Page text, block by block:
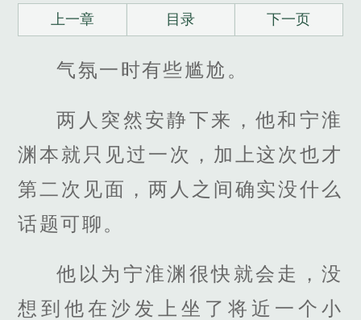
上一章 目录 下一页
气氛一时有些尴尬。
两人突然安静下来，他和宁淮
渊本就只见过一次，加上这次也才
第二次见面，两人之间确实没什么
话题可聊。
他以为宁淮渊很快就会走，没
想到他在沙发上坐了将近一个小